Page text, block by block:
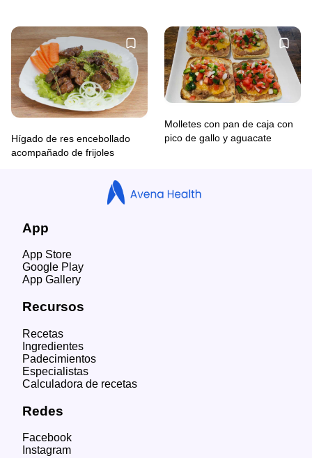
Hígado de res encebollado
acompañado de frijoles
Molletes con pan de caja con
pico de gallo y aguacate
App
App Store
Google Play
App Gallery
Recursos
Recetas
Ingredientes
Padecimientos
Especialistas
Calculadora de recetas
Redes
Facebook
Instagram